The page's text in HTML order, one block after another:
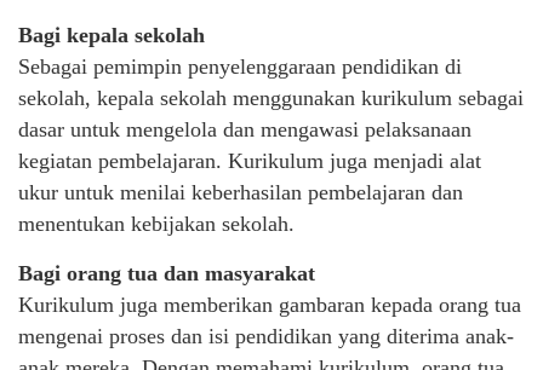
Bagi kepala sekolah
Sebagai pemimpin penyelenggaraan pendidikan di
sekolah, kepala sekolah menggunakan kurikulum sebagai
dasar untuk mengelola dan mengawasi pelaksanaan
kegiatan pembelajaran. Kurikulum juga menjadi alat
ukur untuk menilai keberhasilan pembelajaran dan
menentukan kebijakan sekolah.
Bagi orang tua dan masyarakat
Kurikulum juga memberikan gambaran kepada orang tua
mengenai proses dan isi pendidikan yang diterima anak-